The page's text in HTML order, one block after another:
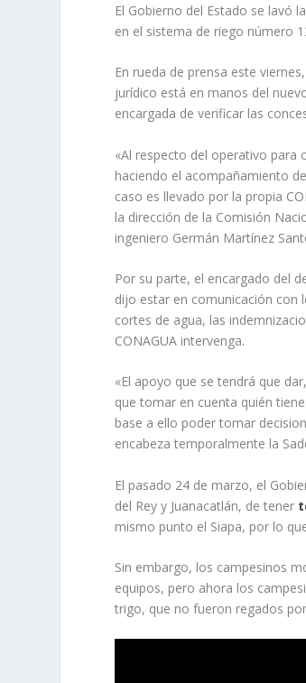
El Gobierno del Estado se lavó
en el sistema de riego número
En rueda de prensa este
jurídico está en manos del
encargada de verificar las
«Al respecto del operativo para
haciendo el acompañamiento
caso es llevado por la propia
la dirección de la Comisión
ingeniero Germán Martínez
Por su parte, el encargado del
dijo estar en comunicación con
cortes de agua, las
CONAGUA intervenga.
«El apoyo que se tendrá que
que tomar en cuenta quién
base a ello poder tomar
encabeza temporalmente la
El pasado 24 de marzo, el
del Rey y Juanacatlán, de tener
mismo punto el Siapa, por lo
Sin embargo, los campesinos
equipos, pero ahora los
trigo, que no fueron regados